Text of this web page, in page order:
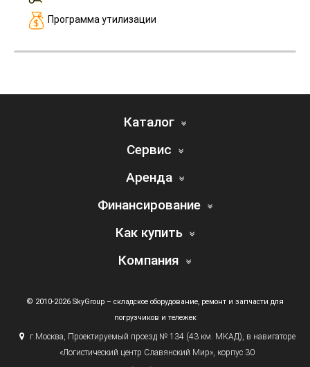
Программа утилизации
Каталог
Сервис
Аренда
Финансирование
Как купить
Компания
© 2010-2026 SkyGroup – складское оборудование, ремонт и запчасти для
погрузчиков и тележек
г.Москва, Проектируемый проезд № 134 (43км. МКАД), в навигаторе
«Логистический центр Славянский Мир», корпус 30